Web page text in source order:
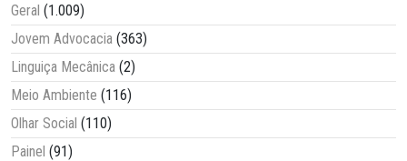
Geral (1.009)
Jovem Advocacia (363)
Linguiça Mecânica (2)
Meio Ambiente (116)
Olhar Social (110)
Painel (91)